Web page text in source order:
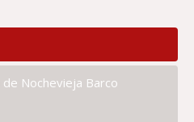
de Nochevieja Barco